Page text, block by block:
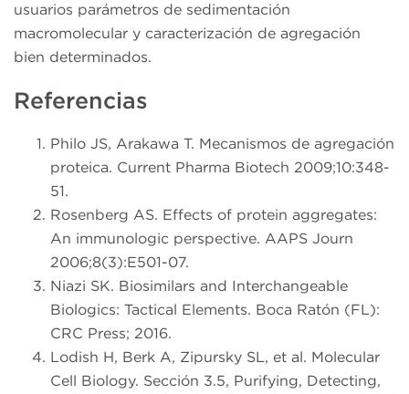
usuarios parámetros de sedimentación
macromolecular y caracterización de agregación
bien determinados.
Referencias
Philo JS, Arakawa T. Mecanismos de agregación
proteica. Current Pharma Biotech 2009;10:348-
51.
Rosenberg AS. Effects of protein aggregates:
An immunologic perspective. AAPS Journ
2006;8(3):E501-07.
Niazi SK. Biosimilars and Interchangeable
Biologics: Tactical Elements. Boca Ratón (FL):
CRC Press; 2016.
Lodish H, Berk A, Zipursky SL, et al. Molecular
Cell Biology. Sección 3.5, Purifying, Detecting,